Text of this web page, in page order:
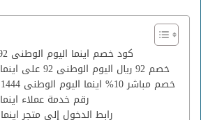
كود خصم اينما اليوم الوطنى 92
خصم 92 ريال اليوم الوطنى 92 على اينما
خصم مباشر 10% اينما اليوم الوطنى 1444
رقم خدمة عملاء اينما
رابط الدخول إلى متجر اينما